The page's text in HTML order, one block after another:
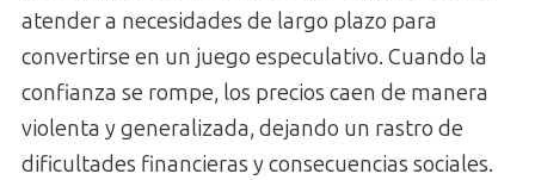
atender a necesidades de largo plazo para
convertirse en un juego especulativo. Cuando la
confianza se rompe, los precios caen de manera
violenta y generalizada, dejando un rastro de
dificultades financieras y consecuencias sociales.